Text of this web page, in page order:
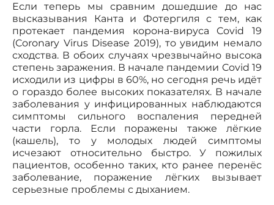
Если теперь мы сравним дошедшие до нас
высказывания Канта и Фотергиля с тем, как
протекает пандемия корона-вируса Covid 19
(Coronary Virus Disease 2019), то увидим немало
сходства. В обоих случаях чрезвычайно высока
степень заражения. В начале пандемии Covid 19
исходили из цифры в 60%, но сегодня речь идёт
о гораздо более высоких показателях. В начале
заболевания у инфицированных наблюдаются
симптомы сильного воспаления передней
части горла. Если поражены также лёгкие
(кашель), то у молодых людей симптомы
исчезают относительно быстро. У пожилых
пациентов, особенно таких, кто ранее перенёс
заболевание, поражение лёгких вызывает
серьезные проблемы с дыханием.